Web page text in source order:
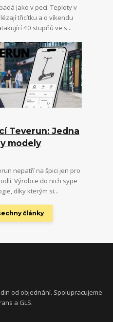
jako v peci. Teploty v
třicítku a o víkendu
40 stupňů ve s...
Teverun: Jedna
modely
nepatří na špici jen pro
Výrobce do nich sype
díky kterým si...
články
od objednání. Spolupracujeme
a GLS.